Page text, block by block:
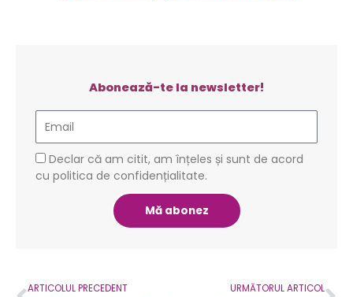
Abonează-te la newsletter!
GDPRDeclar că am citit, am înțeles și sunt de acord
cu politica de confidențialitate.
Mă abonez
Prev
ARTICOLUL PRECEDENT URMĂTORUL ARTICOL